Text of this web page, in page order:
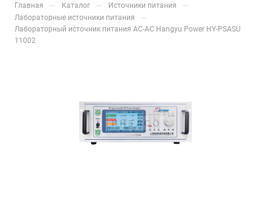
Главная — Каталог — Источники питания —
Лабораторные источники питания —
Лабораторный источник питания AC-AC Hangyu Power HY-PSASU
11002